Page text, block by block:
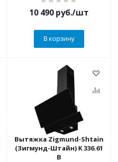
10 490 руб./шт
В корзину
Вытяжка Zigmund-Shtain
(Зигмунд-Штайн) K 336.61
B